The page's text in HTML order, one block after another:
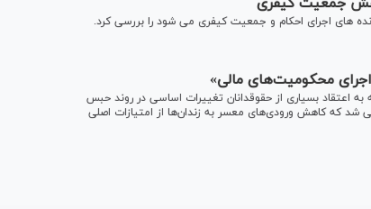
های اجرای احکام و جمعیت کیفری می شود را بررسی کرد.
محکومیت‌های مالی»
اعتقاد بسیاری از حقوقدانان تغییرات اساسی در روند حبس
در حالی در 6 مرداد ماه امسال اجرایی شد که کاهش ورودی‌های معسر به زندان‌ها از امتیازات اصلی